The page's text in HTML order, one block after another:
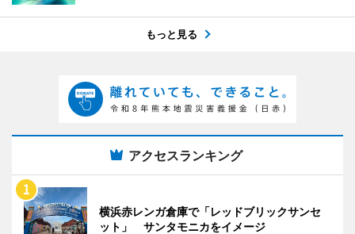
もっと見る
アクセスランキング
横浜赤レンガ倉庫で「レッドブリックサンセ
ット」 サンタモニカをイメージ